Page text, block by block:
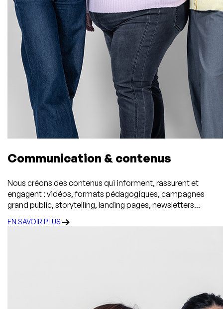
Communication & contenus
Nous créons des contenus qui informent, rassurent et
engagent : vidéos, formats pédagogiques, campagnes
grand public, storytelling, landing pages, newsletters...
EN SAVOIR PLUS